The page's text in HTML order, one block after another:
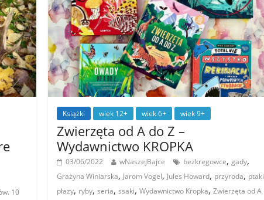
10
Książki wiek 12+ wiek 6+ wiek 9+
Zwierzęta od A do Z –
Wydawnictwo KROPKA
03/06/2022 wNaszejBajce bezkręgowce, gady,
Grażyna Winiarska, Jarom Vogel, Jules Howard, przyroda, ptaki
płazy, ryby,seria,ssaki,Wydawnictwo Kropka,Zwierzęta od A